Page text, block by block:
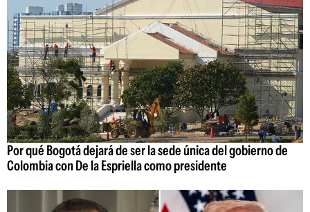
Por qué Bogotá dejará de ser la sede única del gobierno de
Colombia con De la Espriella como presidente